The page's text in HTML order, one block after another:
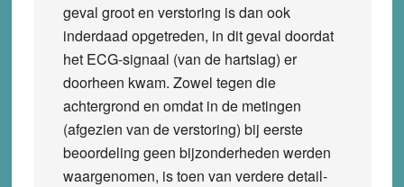
geval groot en verstoring is dan ook
inderdaad opgetreden, in dit geval doordat
het ECG-signaal (van de hartslag) er
doorheen kwam. Zowel tegen die
achtergrond en omdat in de metingen
(afgezien van de verstoring) bij eerste
beoordeling geen bijzonderheden werden
waargenomen, is toen van verdere detail-